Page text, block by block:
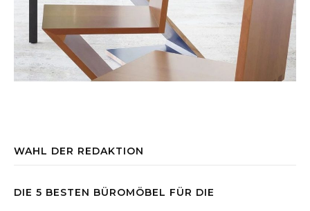
WAHL DER REDAKTION
DIE 5 BESTEN BÜROMÖBEL FÜR DIE